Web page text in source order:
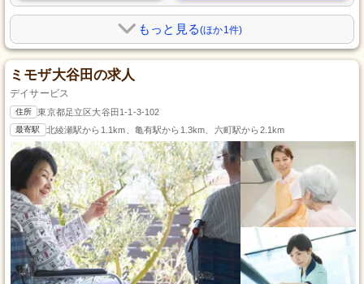
もっと見る(ほか1件)
ミモザ大谷田の求人
デイサービス
住所 東京都足立区大谷田1-1-3-102
最寄駅 北綾瀬駅から1.1km、亀有駅から1.3km、六町駅から2.1km